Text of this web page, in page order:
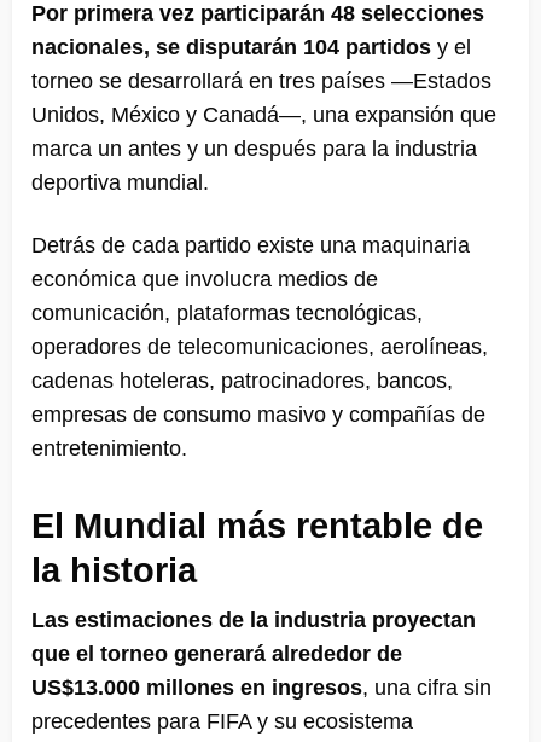
Por primera vez participarán 48 selecciones
nacionales, se disputarán 104 partidos y el
torneo se desarrollará en tres países —Estados
Unidos, México y Canadá—, una expansión que
marca un antes y un después para la industria
deportiva mundial.
Detrás de cada partido existe una maquinaria
económica que involucra medios de
comunicación, plataformas tecnológicas,
operadores de telecomunicaciones, aerolíneas,
cadenas hoteleras, patrocinadores, bancos,
empresas de consumo masivo y compañías de
entretenimiento.
El Mundial más rentable de
la historia
Las estimaciones de la industria proyectan
que el torneo generará alrededor de
US$13.000 millones en ingresos, una cifra sin
precedentes para FIFA y su ecosistema